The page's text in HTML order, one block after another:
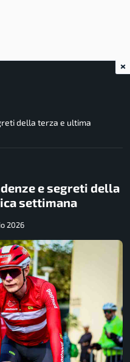
della terza e ultima
e segreti della
settimana
2026
×